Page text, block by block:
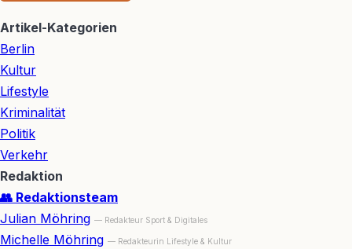
Artikel-Kategorien
Berlin
Kultur
Lifestyle
Kriminalität
Politik
Verkehr
Redaktion
👥 Redaktionsteam
Julian Möhring — Redakteur Sport & Digitales
Michelle Möhring — Redakteurin Lifestyle & Kultur